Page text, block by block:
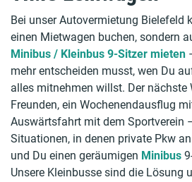
Bei unser Autovermietung Bielefeld
einen Mietwagen buchen, sondern
Minibus / Kleinbus 9-Sitzer mieten
mehr entscheiden musst, wen Du
alles mitnehmen willst. Der nächste
Freunden, ein Wochenendausflug
Auswärtsfahrt mit dem Sportverein
Situationen, in denen private Pkw
und Du einen geräumigen Minibus
Unsere Kleinbusse sind die Lösung